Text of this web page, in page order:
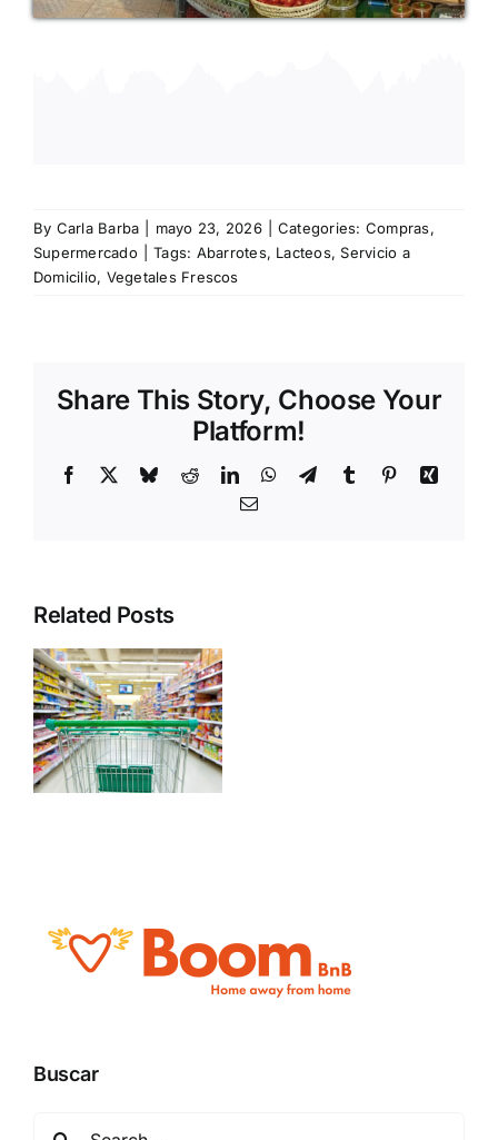
By Carla Barba mayo 23, 2026 Categories: Compras,
Supermercado
Tags: Abarrotes, Lacteos,Servicio a
Domicilio, Vegetales Frescos
Share This Story, Choose Your
Platform!
Facebook BlueskyRedditLinkedInWhatsApp
TelegramTumblr PinterestXing
Email
Related Posts
Buscar